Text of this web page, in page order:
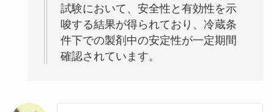
試験において、安全性と有効性を示
唆する結果が得られており、冷蔵条
件下での製剤中の安定性が一定期間
確認されています。